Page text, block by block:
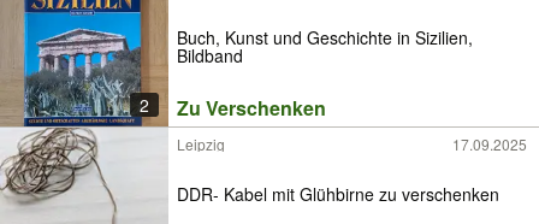
2
Buch, Kunst und Geschichte in Sizilien,
Bildband
Zu Verschenken
Leipzig 17.09.2025
DDR- Kabel mit Glühbirne zu verschenken